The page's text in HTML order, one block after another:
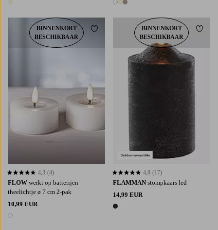
3 kleuren
FLOW werkt op batterijen
theelichtje ø 7 cm 2-pak
10,99 EUR
1 kleur
4,3 op basis van 4 beoordelingen
4,3 (4)
BINNENKORT
BESCHIKBAAR
Toevoegen aan favorieten
FLAMMAN stompkaars led
14,99 EUR
1 kleur
4,8 op basis van 17 beoordelingen
4,8 (17)
BINNENKORT
BESCHIKBAAR